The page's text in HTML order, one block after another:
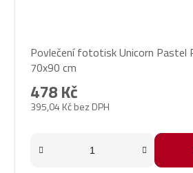
Povlečení fototisk Unicorn Pastel
70x90 cm
395,04 Kč bez DPH
478 Kč